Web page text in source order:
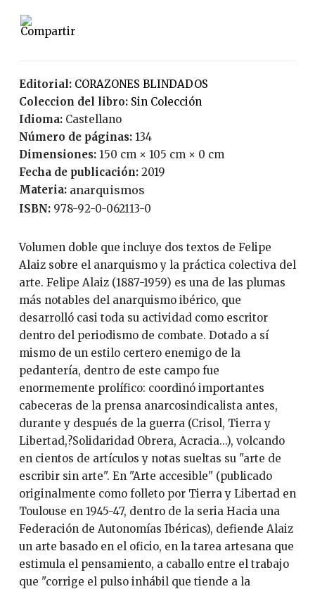
Editorial:
CORAZONES BLINDADOS
Coleccion del libro:
Sin Colección
Idioma:
Castellano
Número de páginas: 134
Dimensiones: 150 cm × 105 cm × 0 cm
Fecha de publicación:
2019
Materia: anarquismos
ISBN: 978-92-0-062113-0
Volumen doble que incluye dos textos de Felipe
Alaiz sobre el anarquismo y la práctica colectiva del
arte. Felipe Alaiz (1887-1959) es una de las plumas
más notables del anarquismo ibérico, que
desarrolló casi toda su actividad como escritor
dentro del periodismo de combate. Dotado a sí
mismo de un estilo certero enemigo de la
pedantería, dentro de este campo fue
enormemente prolífico: coordinó importantes
cabeceras de la prensa anarcosindicalista antes,
durante y después de la guerra (Crisol, Tierra y
Libertad,?Solidaridad Obrera, Acracia...), volcando
en cientos de artículos y notas sueltas su "arte de
escribir sin arte". En "Arte accesible" (publicado
originalmente como folleto por Tierra y Libertad en
Toulouse en 1945-47, dentro de la seria Hacia una
Federación de Autonomías Ibéricas), defiende Alaiz
un arte basado en el oficio, en la tarea artesana que
estimula el pensamiento, a caballo entre el trabajo
que "corrige el pulso inhábil que tiende a la